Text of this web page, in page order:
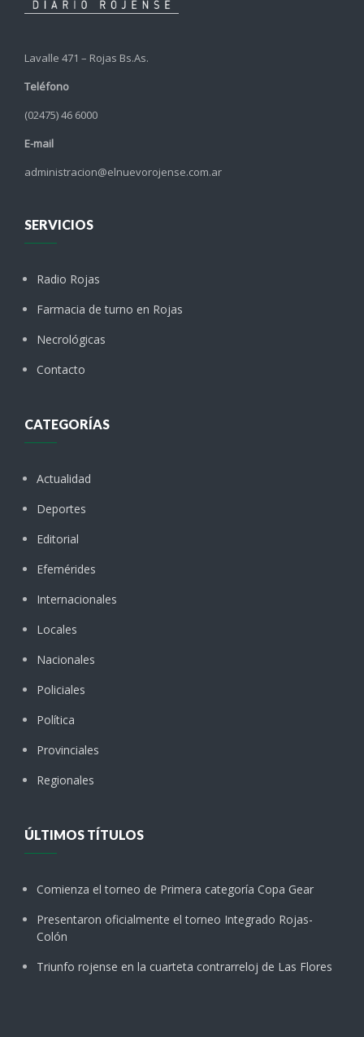
Lavalle 471 – Rojas Bs.As.
Teléfono
(02475) 46 6000
E-mail
administracion@elnuevorojense.com.ar
SERVICIOS
Radio Rojas
Farmacia de turno en Rojas
Necrológicas
Contacto
CATEGORÍAS
Actualidad
Deportes
Editorial
Efemérides
Internacionales
Locales
Nacionales
Policiales
Política
Provinciales
Regionales
ÚLTIMOS TÍTULOS
Comienza el torneo de Primera categoría Copa Gear
Presentaron oficialmente el torneo Integrado Rojas-
Colón
Triunfo rojense en la cuarteta contrarreloj de Las Flores